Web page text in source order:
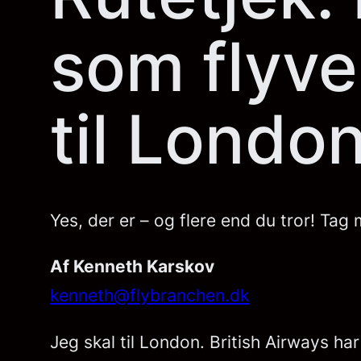
som
til
Yes, der er – og flere end du tror! Tag
Af Kenneth Karskov
kenneth@flybranchen.dk
Jeg skal til London. British Airways